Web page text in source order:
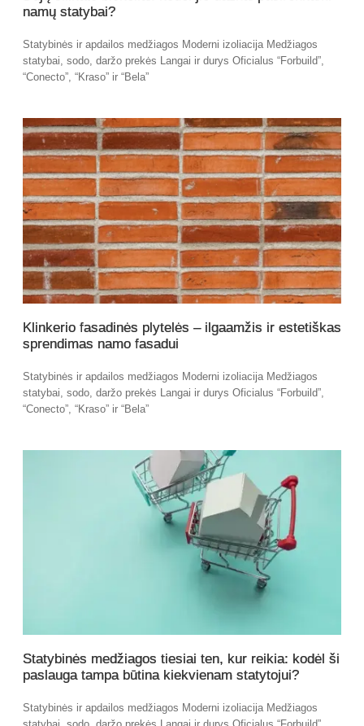
namų statybai?
Statybinės ir apdailos medžiagos Moderni izoliacija Medžiagos
statybai, sodo, daržo prekės Langai ir durys Oficialus “Forbuild”,
“Conecto”, “Kraso” ir “Bela”
Klinkerio fasadinės plytelės – ilgaamžis ir estetiškas
sprendimas namo fasadui
Statybinės ir apdailos medžiagos Moderni izoliacija Medžiagos
statybai, sodo, daržo prekės Langai ir durys Oficialus “Forbuild”,
“Conecto”, “Kraso” ir “Bela”
Statybinės medžiagos tiesiai ten, kur reikia: kodėl ši
paslauga tampa būtina kiekvienam statytojui?
Statybinės ir apdailos medžiagos Moderni izoliacija Medžiagos